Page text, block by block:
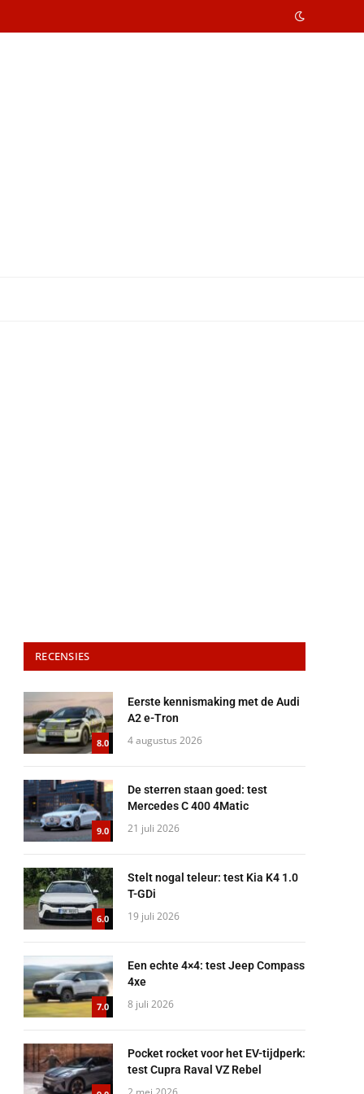
RECENSIES
8.0
Eerste kennismaking met de Audi
A2 e-Tron
4 augustus 2026
9.0
De sterren staan goed: test
Mercedes C 400 4Matic
21 juli 2026
6.0
Stelt nogal teleur: test Kia K4 1.0
T-GDi
19 juli 2026
7.0
Een echte 4×4: test Jeep Compass
4xe
8 juli 2026
Pocket rocket voor het EV-tijdperk:
test Cupra Raval VZ Rebel